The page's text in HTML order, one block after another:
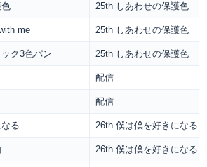
25th しあわせの保護色
me 25th しあわせの保護色
ク3色パン 25th しあわせの保護色
配信
配信
る 26th 僕は僕を好きになる
26th 僕は僕を好きになる